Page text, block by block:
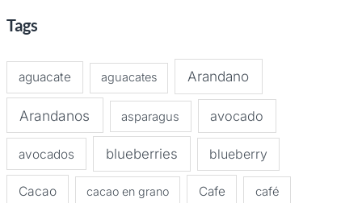
Tags
aguacate aguacates Arandano
Arandanos asparagus avocado
avocados blueberries blueberry
Cacao cacao en grano Cafe café